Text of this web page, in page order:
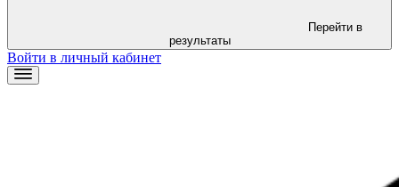
результаты
Войти в личный кабинет